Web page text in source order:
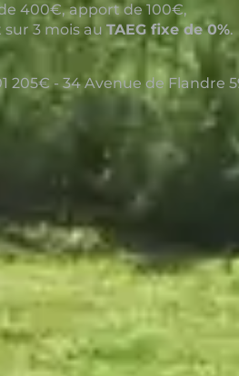
400€, apport de 100€,
3 mois au TAEG fixe de 0%.
205€ - 34 Avenue de Flandre